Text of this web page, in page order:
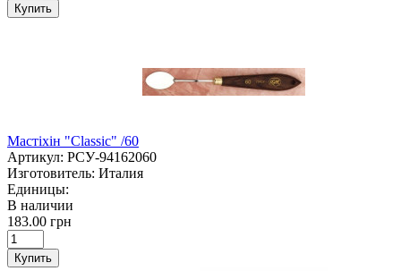
Купить
Мастіхін "Classic" /60
Артикул: РСУ-94162060
Изготовитель: Италия
Единицы:
В наличии
183.00 грн
Купить